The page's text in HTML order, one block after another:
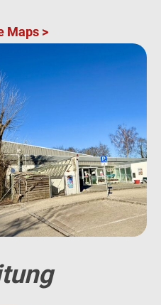
Maps >